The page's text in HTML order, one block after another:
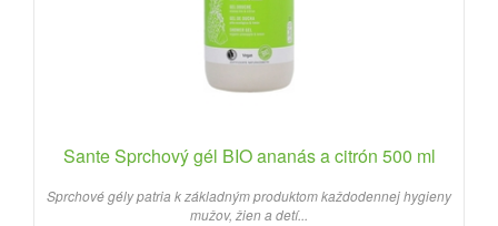
Sante Sprchový gél BIO ananás a citrón 500 ml
Sprchové gély patria k základným produktom každodennej hygieny
mužov, žien a detí...